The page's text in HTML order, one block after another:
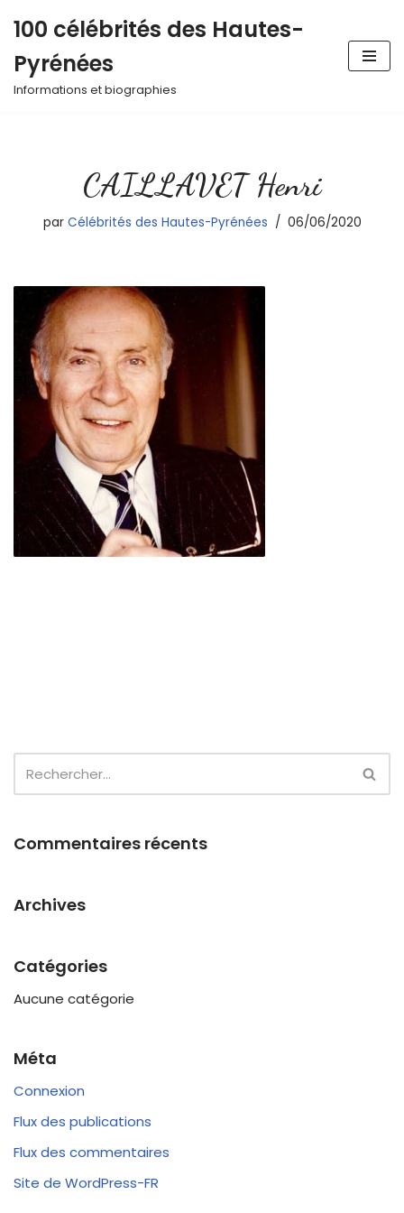
au
contenu
100 célébrités des Hautes-
Pyrénées
Informations et biographies
CAILLAVET Henri
par Célébrités des Hautes-Pyrénées 06/06/2020
Commentaires récents
Archives
Catégories
Aucune catégorie
Méta
Connexion
Flux des publications
Flux des commentaires
Site de WordPress-FR